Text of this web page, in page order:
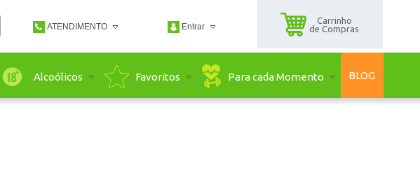
ATENDIMENTO
(48) 3651 2500
Entrar
Carrinho
de Compras
Alcoólicos Favoritos Para cada Momento BLOG